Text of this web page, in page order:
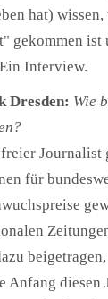
hat)
gekommen ist
Interview.
Dresden: Wie
Journalist
für
diesen